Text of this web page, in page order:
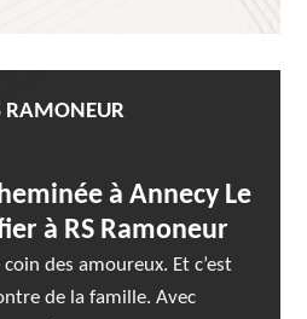
RAMONEUR
à Annecy Le
à RS Ramoneur
coin des amoureux. Et c’est
de la famille. Avec